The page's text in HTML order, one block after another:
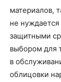
материалов,
не нуждается
защитными
выбором для
в
облицовки